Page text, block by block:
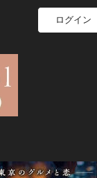
ログイン